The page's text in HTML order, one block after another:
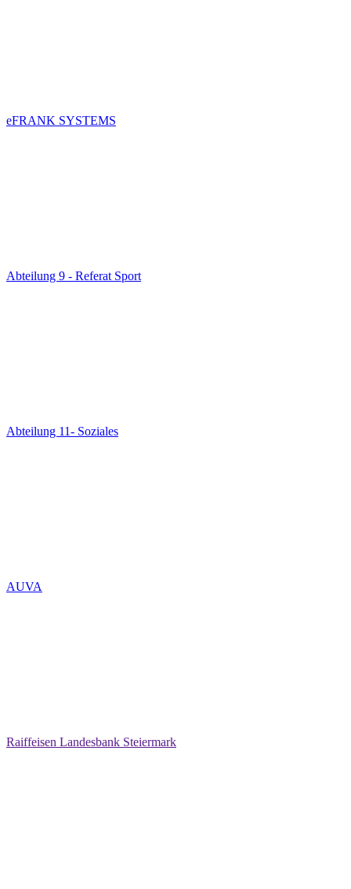
eFRANK SYSTEMS
Abteilung 9 - Referat Sport
Abteilung 11- Soziales
AUVA
Raiffeisen Landesbank Steiermark